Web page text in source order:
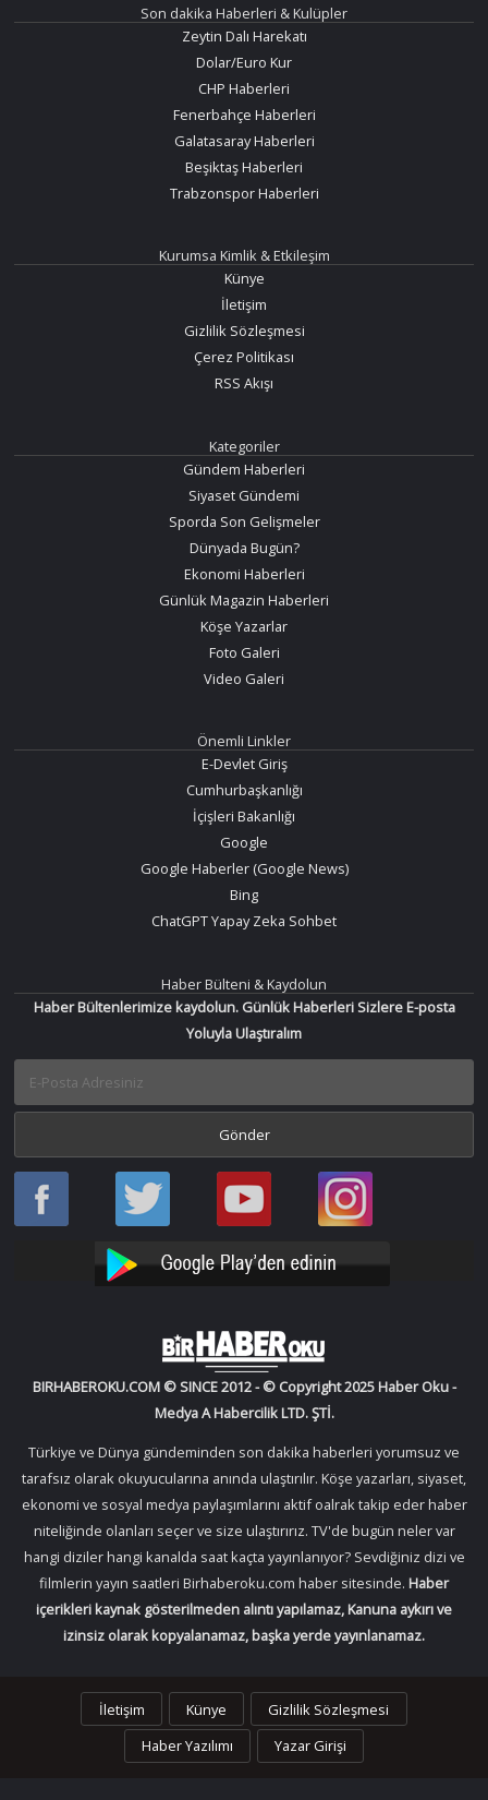
Son dakika Haberleri & Kulüpler
Zeytin Dalı Harekatı
Dolar/Euro Kur
CHP Haberleri
Fenerbahçe Haberleri
Galatasaray Haberleri
Beşiktaş Haberleri
Trabzonspor Haberleri
Kurumsa Kimlik & Etkileşim
Künye
İletişim
Gizlilik Sözleşmesi
Çerez Politikası
RSS Akışı
Kategoriler
Gündem Haberleri
Siyaset Gündemi
Sporda Son Gelişmeler
Dünyada Bugün?
Ekonomi Haberleri
Günlük Magazin Haberleri
Köşe Yazarlar
Foto Galeri
Video Galeri
Önemli Linkler
E-Devlet Giriş
Cumhurbaşkanlığı
İçişleri Bakanlığı
Google
Google Haberler (Google News)
Bing
ChatGPT Yapay Zeka Sohbet
Haber Bülteni & Kaydolun
Haber Bültenlerimize kaydolun. Günlük Haberleri Sizlere E-posta
Yoluyla Ulaştıralım
Haber
Oku
Haber
Oku
Bir
Haber
YouTube
Bir
Haber
Instagram
BIRHABEROKU.COM © SINCE 2012 - © Copyright 2025 Haber Oku -
Medya A Habercilik LTD. ŞTİ.
Türkiye ve Dünya gündeminden son dakika haberleri yorumsuz ve
tarafsız olarak okuyucularına anında ulaştırılır. Köşe yazarları, siyaset,
ekonomi ve sosyal medya paylaşımlarını aktif oalrak takip eder haber
niteliğinde olanları seçer ve size ulaştırırız. TV'de bugün neler var
hangi diziler hangi kanalda saat kaçta yayınlanıyor? Sevdiğiniz dizi ve
filmlerin yayın saatleri Birhaberoku.com haber sitesinde. Haber
içerikleri kaynak gösterilmeden alıntı yapılamaz, Kanuna aykırı ve
izinsiz olarak kopyalanamaz, başka yerde yayınlanamaz.
İletişim Künye
Gizlilik Sözleşmesi
Haber Yazılımı
Yazar Girişi